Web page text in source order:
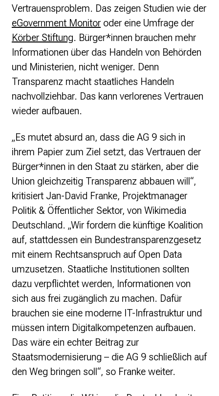
Wissen. Macht. Gerechtigkeit.
Zukunft D
Wikipedia-Schwesterprojekte
Wikibase
MediaWiki
Wikibooks
Wikisource
Wiktionary
Wikiversity
Über uns
Unsere Werte
Strategie und Ziele
Ansprechpartner*innen
Jahresberichte
Presse
Zum Inhalt überspringen
Vertrauensproblem. Das zeigen Studien wie der
eGovernment Monitor oder eine Umfrage der
Körber Stiftung. Bürger*innen brauchen mehr
Informationen über das Handeln von Behörden
und Ministerien, nicht weniger. Denn
Transparenz macht staatliches Handeln
nachvollziehbar. Das kann verlorenes Vertrauen
wieder aufbauen.
„Es mutet absurd an, dass die AG 9 sich in
ihrem Papier zum Ziel setzt, das Vertrauen der
Bürger*innen in den Staat zu stärken, aber die
Union gleichzeitig Transparenz abbauen will“,
kritisiert Jan-David Franke, Projektmanager
Politik & Öffentlicher Sektor, von Wikimedia
Deutschland. „Wir fordern die künftige Koalition
auf, stattdessen ein Bundestransparenzgesetz
mit einem Rechtsanspruch auf Open Data
umzusetzen. Staatliche Institutionen sollten
dazu verpflichtet werden, Informationen von
sich aus frei zugänglich zu machen. Dafür
brauchen sie eine moderne IT-Infrastruktur und
müssen intern Digitalkompetenzen aufbauen.
Das wäre ein echter Beitrag zur
Staatsmodernisierung – die AG 9 schließlich auf
den Weg bringen soll“, so Franke weiter.